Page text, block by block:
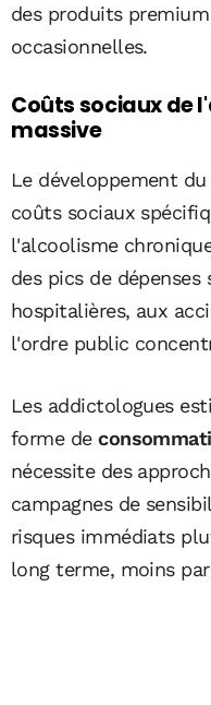
des produits
occasionnelles.
Coûts sociaux de
massive
Le développement
coûts sociaux
l'alcoolisme
des pics de
hospitalières, aux
l'ordre public
Les addictologues
forme de
nécessite des
campagnes de
risques immédiats
long terme, moins